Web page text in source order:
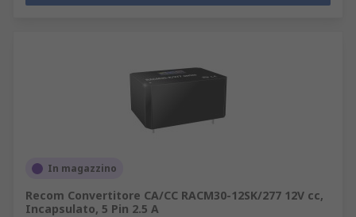
In magazzino
Recom Convertitore CA/CC RACM30-12SK/277 12V cc,
Incapsulato, 5 Pin 2.5 A